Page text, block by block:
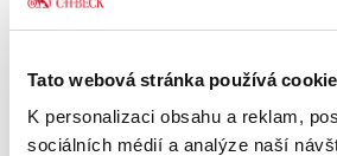
Tato webová stránka používá
K personalizaci obsahu a reklam,
sociálních médií a analýze naší
Získejte dopravu